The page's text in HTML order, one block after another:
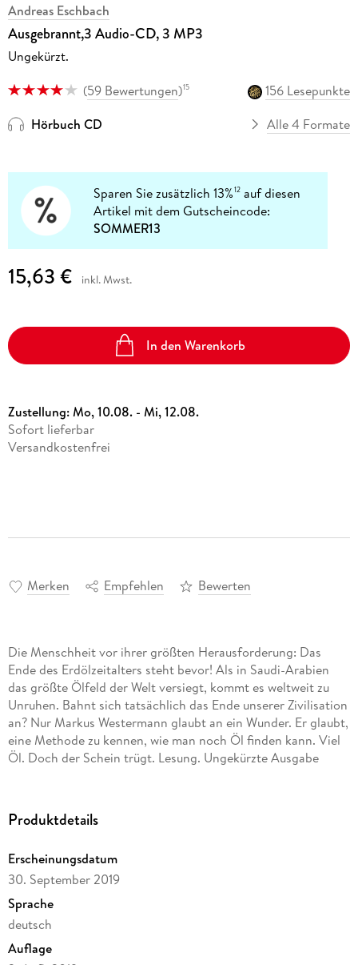
Andreas Eschbach
Ausgebrannt,3 Audio-CD, 3 MP3
Ungekürzt.
(59 Bewertungen)15
156 Lesepunkte
Hörbuch CD
Alle 4 Formate
Sparen Sie zusätzlich 13%12 auf diesen
Artikel mit dem Gutscheincode:
SOMMER13
15,63 € inkl. Mwst.
In den Warenkorb
Zustellung:Mo, 10.08. - Mi, 12.08.
Sofort lieferbar
Versandkostenfrei
Merken Empfehlen Bewerten
Die Menschheit vor ihrer größten Herausforderung: Das
Ende des Erdölzeitalters steht bevor! Als in Saudi-Arabien
das größte Ölfeld der Welt versiegt, kommt es weltweit zu
Unruhen. Bahnt sich tatsächlich das Ende unserer Zivilisation
an? Nur Markus Westermann glaubt an ein Wunder. Er glaubt,
eine Methode zu kennen, wie man noch Öl finden kann. Viel
Öl. Doch der Schein trügt. Lesung. Ungekürzte Ausgabe
Produktdetails
Erscheinungsdatum
30. September 2019
Sprache
deutsch
Auflage